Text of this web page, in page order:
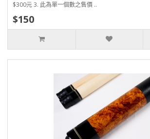
$300元 3. 此為單一個數之售價 ..
$150